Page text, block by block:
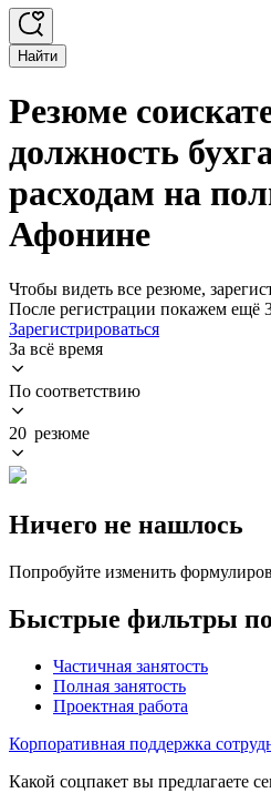
Найти
Резюме
должность
расходам на
Афонине
Чтобы видеть все резюме,
После регистрации покажем ещё
Зарегистрироваться
За всё время
По соответствию
20 резюме
Ничего не нашлось
Попробуйте изменить
Быстрые фильтры
Частичная занятость
Полная занятость
Проектная работа
Корпоративная поддержка
Какой соцпакет вы предлагаете